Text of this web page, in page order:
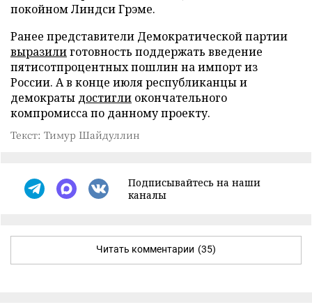
покойном Линдси Грэме.
Ранее представители Демократической партии
выразилиготовность поддержать введение
пятисотпроцентных пошлин на импорт из
России. А в конце июля республиканцы и
демократы достигли окончательного
компромисса по данному проекту.
Текст: Тимур Шайдуллин
Подписывайтесь на наши
каналы
Читать комментарии (35)